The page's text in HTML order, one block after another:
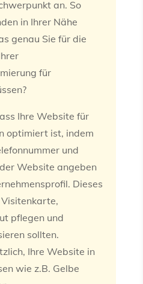
an. So
in Ihrer Nähe
genau Sie für die
für
Ihre Website für
optimiert ist, indem
und
Website angeben
Dieses
pflegen und
sollten.
Ihre Website in
wie z.B. Gelbe